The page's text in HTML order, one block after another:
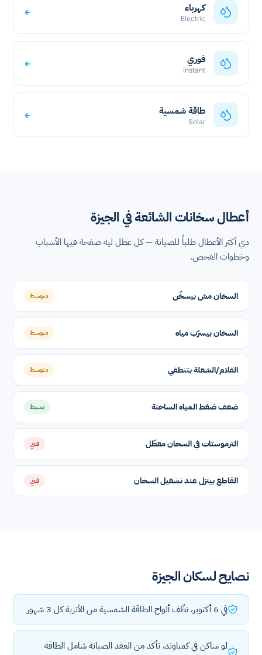
كهرباء
Electric
←
فوري
Instant
←
طاقة شمسية
Solar
←
أعطال سخانات الشائعة في الجيزة
دي أكتر الأعطال طلباً للصيانة — كل عطل ليه صفحة فيها الأسباب
وخطوات الفحص.
السخان مش بيسخّن متوسط
السخان بيسرّب مياه متوسط
الفلام/الشعلة بتنطفي متوسط
ضعف ضغط المياه الساخنة بسيط
الترموستات في السخان معطّل فني
القاطع بينزل عند تشغيل السخان فني
نصايح لسكان الجيزة
في 6 أكتوبر، نظّف ألواح الطاقة الشمسية من الأتربة كل 3 شهور
لو ساكن في كمباوند، تأكد من العقد الصيانة شامل الطاقة